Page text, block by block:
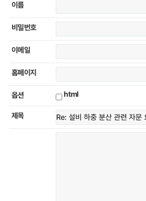
이름
비밀번호
이메일
홈페이지
옵션 html
제목